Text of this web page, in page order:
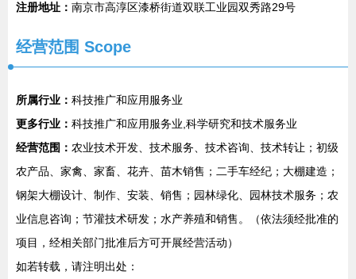
注册地址： 南京市高淳区漆桥街道双联工业园双秀路29号
经营范围 Scope
所属行业： 科技推广和应用服务业
更多行业： 科技推广和应用服务业,科学研究和技术服务业
经营范围： 农业技术开发、技术服务、技术咨询、技术转让；初级
农产品、家禽、家畜、花卉、苗木销售；二手车经纪；大棚建造；
钢架大棚设计、制作、安装、销售；园林绿化、园林技术服务；农
业信息咨询；节灌技术研发；水产养殖和销售。（依法须经批准的
项目，经相关部门批准后方可开展经营活动）
如若转载，请注明出处：